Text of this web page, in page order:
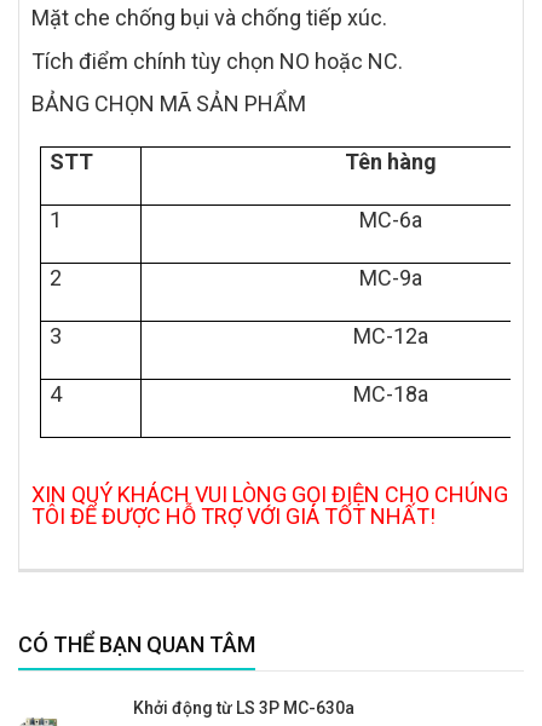
Mặt che chống bụi và chống tiếp xúc.
Tích điểm chính tùy chọn NO hoặc NC.
BẢNG CHỌN MÃ SẢN PHẨM
STT Tên hàng
1 MC-6a
2 MC-9a
3 MC-12a
4 MC-18a
XIN QUÝ KHÁCH VUI LÒNG GỌI ĐIỆN CHO CHÚNG
TÔI ĐỂ ĐƯỢC HỖ TRỢ VỚI GIÁ TỐT NHẤT!
CÓ THỂ BẠN QUAN TÂM
Khởi động từ LS 3P MC-630a